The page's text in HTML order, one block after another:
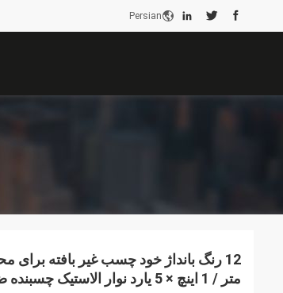
Persian
متر / 1 اینچ × 5 یارد نوار الاستیک چسبنده ضد آب ورزشی